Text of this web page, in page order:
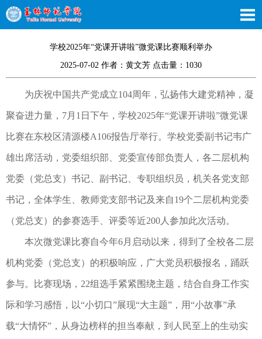
学校2025年“党课开讲啦”微党课比赛顺利举办
2025-07-02 作者：黄文芳 点击量： 1030
为庆祝中国共产党成立104周年，弘扬伟大建党精神，凝
聚奋进力量，7月1日下午，学校2025年“党课开讲啦”微党课
比赛在东校区清源楼A106报告厅举行。学校党委副书记韦广
雄出席活动，党委组织部、党委宣传部负责人，各二层机构
党委（党总支）书记、副书记、专职组织员，机关各党支部
书记，全体学生、教师党支部书记及来自19个二层机构党委
（党总支）的参赛选手、评委等近200人参加此次活动。
本次微党课比赛自今年6月启动以来，得到了全校各二层
机构党委（党总支）的积极响应，广大党员积极报名，踊跃
参与。比赛现场，22组选手紧紧围绕主题，结合自身工作实
际和学习感悟，以“小切口”展现“大主题”，用“小故事”承
载“大情怀”，从身边榜样的担当奉献，到人民至上的生动实